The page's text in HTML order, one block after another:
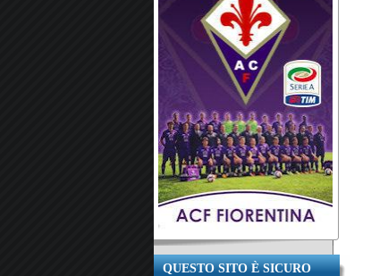
QUESTO SITO È SICURO